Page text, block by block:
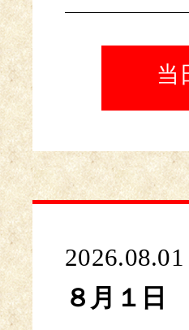
当
2026.08.01
８月１日